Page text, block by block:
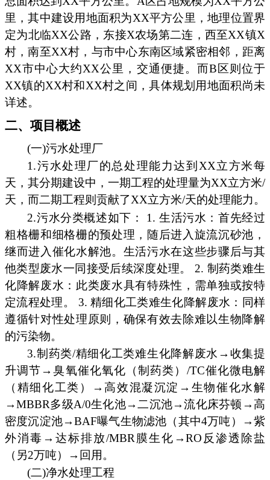
里，其中建设用地面积为XX平方公里，地理位置界
定为北临XX公路，东接X农场第二连，西至XX镇X
村，南至XX村，与市中心东南区域紧密相邻，距离
XX市中心大约XX公里，交通便捷。而B区则位于
XX镇的XX村和XX村之间，具体规划用地面积尚未
详述。
二、项目概述
(一)污水处理厂
1.污水处理厂的总处理能力达到XX立方米每
天，其分期建设中，一期工程的处理量为XX立方米/
天，而二期工程则贡献了XX立方米/天的处理能力。
2.污水分类概述如下： 1. 生活污水：首先经过
粗格栅和细格栅的预处理，随后进入旋流沉砂池，
继而进入催化水解池。生活污水在这些步骤后与其
他类型废水一同接受后续深度处理。 2. 制药类难生
化降解废水：此类废水具有特殊性，需单独或按特
定流程处理。 3. 精细化工类难生化降解废水：同样
遵循针对性处理原则，确保有效去除难以生物降解
的污染物。
3.制药类/精细化工类难生化降解废水→收集提
升调节→臭氧催化氧化（制药类）/TC催化微电解
（精细化工类）→高效混凝沉淀→生物催化水解
→MBBR多级A/0生化池→二沉池→流化床芬顿→高
密度沉淀池→BAF曝气生物滤池（其中4万吨）→紫
外消毒→达标排放/MBR膜生化→RO反渗透除盐
（另2万吨）→回用。
(二)净水处理工程